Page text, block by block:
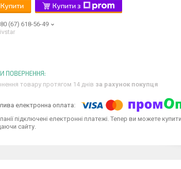
Купити Купити з
(67) 618-56-49
товару протягом 14 днів за рахунок покупця
підключені електронні платежі. Тепер ви можете
сайту.